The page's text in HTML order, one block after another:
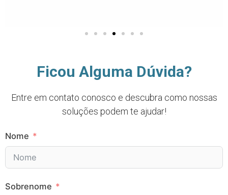
Ficou Alguma Dúvida?
Entre em contato conosco e descubra como nossas
soluções podem te ajudar!
Nome
Sobrenome